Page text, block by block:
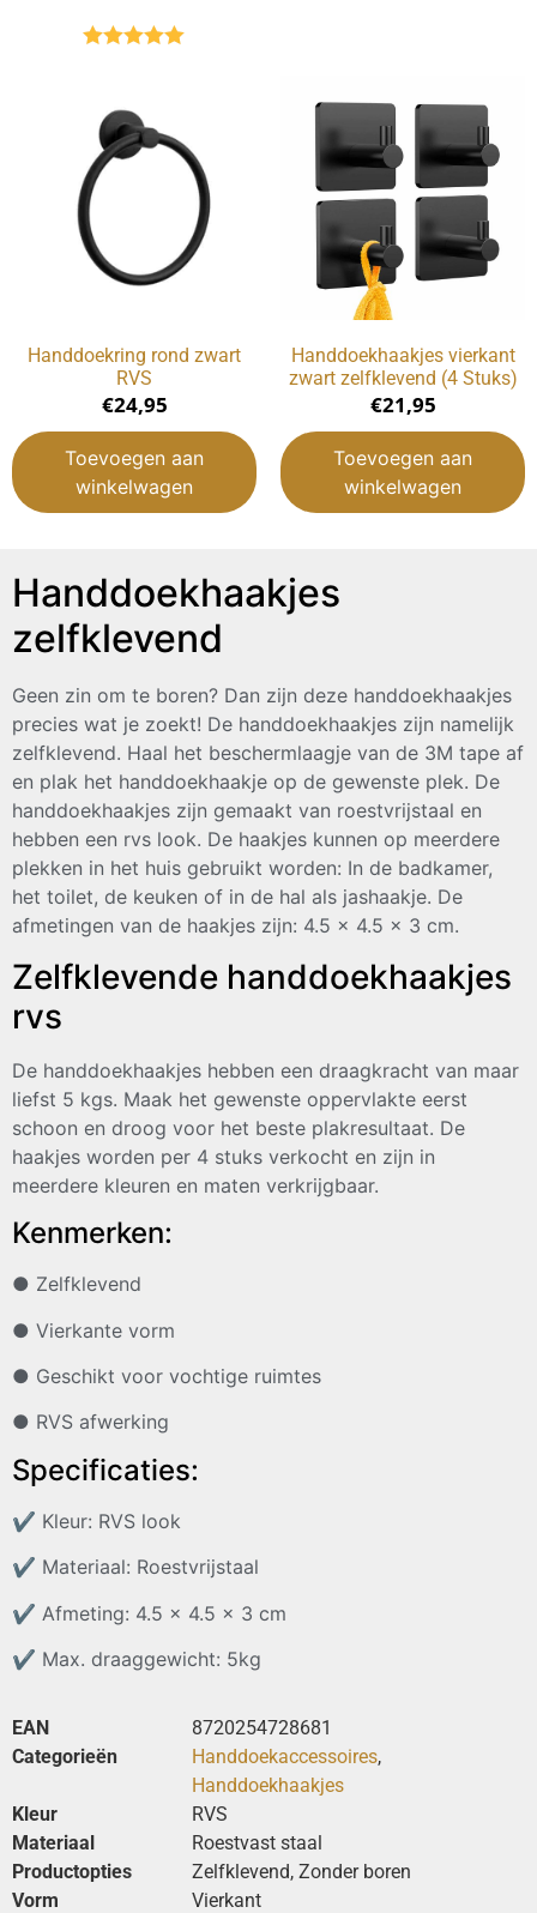
Handdoekring rond zwart
RVS
€24,95
Toevoegen aan
winkelwagen
Handdoekhaakjes vierkant
zwart zelfklevend (4 Stuks)
€21,95
Toevoegen aan
winkelwagen
Handdoekhaakjes
zelfklevend
Geen zin om te boren? Dan zijn deze handdoekhaakjes
precies wat je zoekt! De handdoekhaakjes zijn namelijk
zelfklevend. Haal het beschermlaagje van de 3M tape af
en plak het handdoekhaakje op de gewenste plek. De
handdoekhaakjes zijn gemaakt van roestvrijstaal en
hebben een rvs look. De haakjes kunnen op meerdere
plekken in het huis gebruikt worden: In de badkamer,
het toilet, de keuken of in de hal als jashaakje. De
afmetingen van de haakjes zijn: 4.5 x 4.5 x 3 cm.
Zelfklevende handdoekhaakjes
rvs
De handdoekhaakjes hebben een draagkracht van maar
liefst 5 kgs. Maak het gewenste oppervlakte eerst
schoon en droog voor het beste plakresultaat. De
haakjes worden per 4 stuks verkocht en zijn in
meerdere kleuren en maten verkrijgbaar.
Kenmerken:
● Zelfklevend
● Vierkante vorm
● Geschikt voor vochtige ruimtes
● RVS afwerking
Specificaties:
✔ Kleur: RVS look
✔ Materiaal: Roestvrijstaal
✔ Afmeting: 4.5 x 4.5 x 3 cm
✔ Max. draaggewicht: 5kg
EAN
8720254728681
Categorieën
Handdoekaccessoires,
Handdoekhaakjes
Kleur
RVS
Materiaal
Roestvast staal
Productopties
Zelfklevend, Zonder boren
Vorm
Vierkant